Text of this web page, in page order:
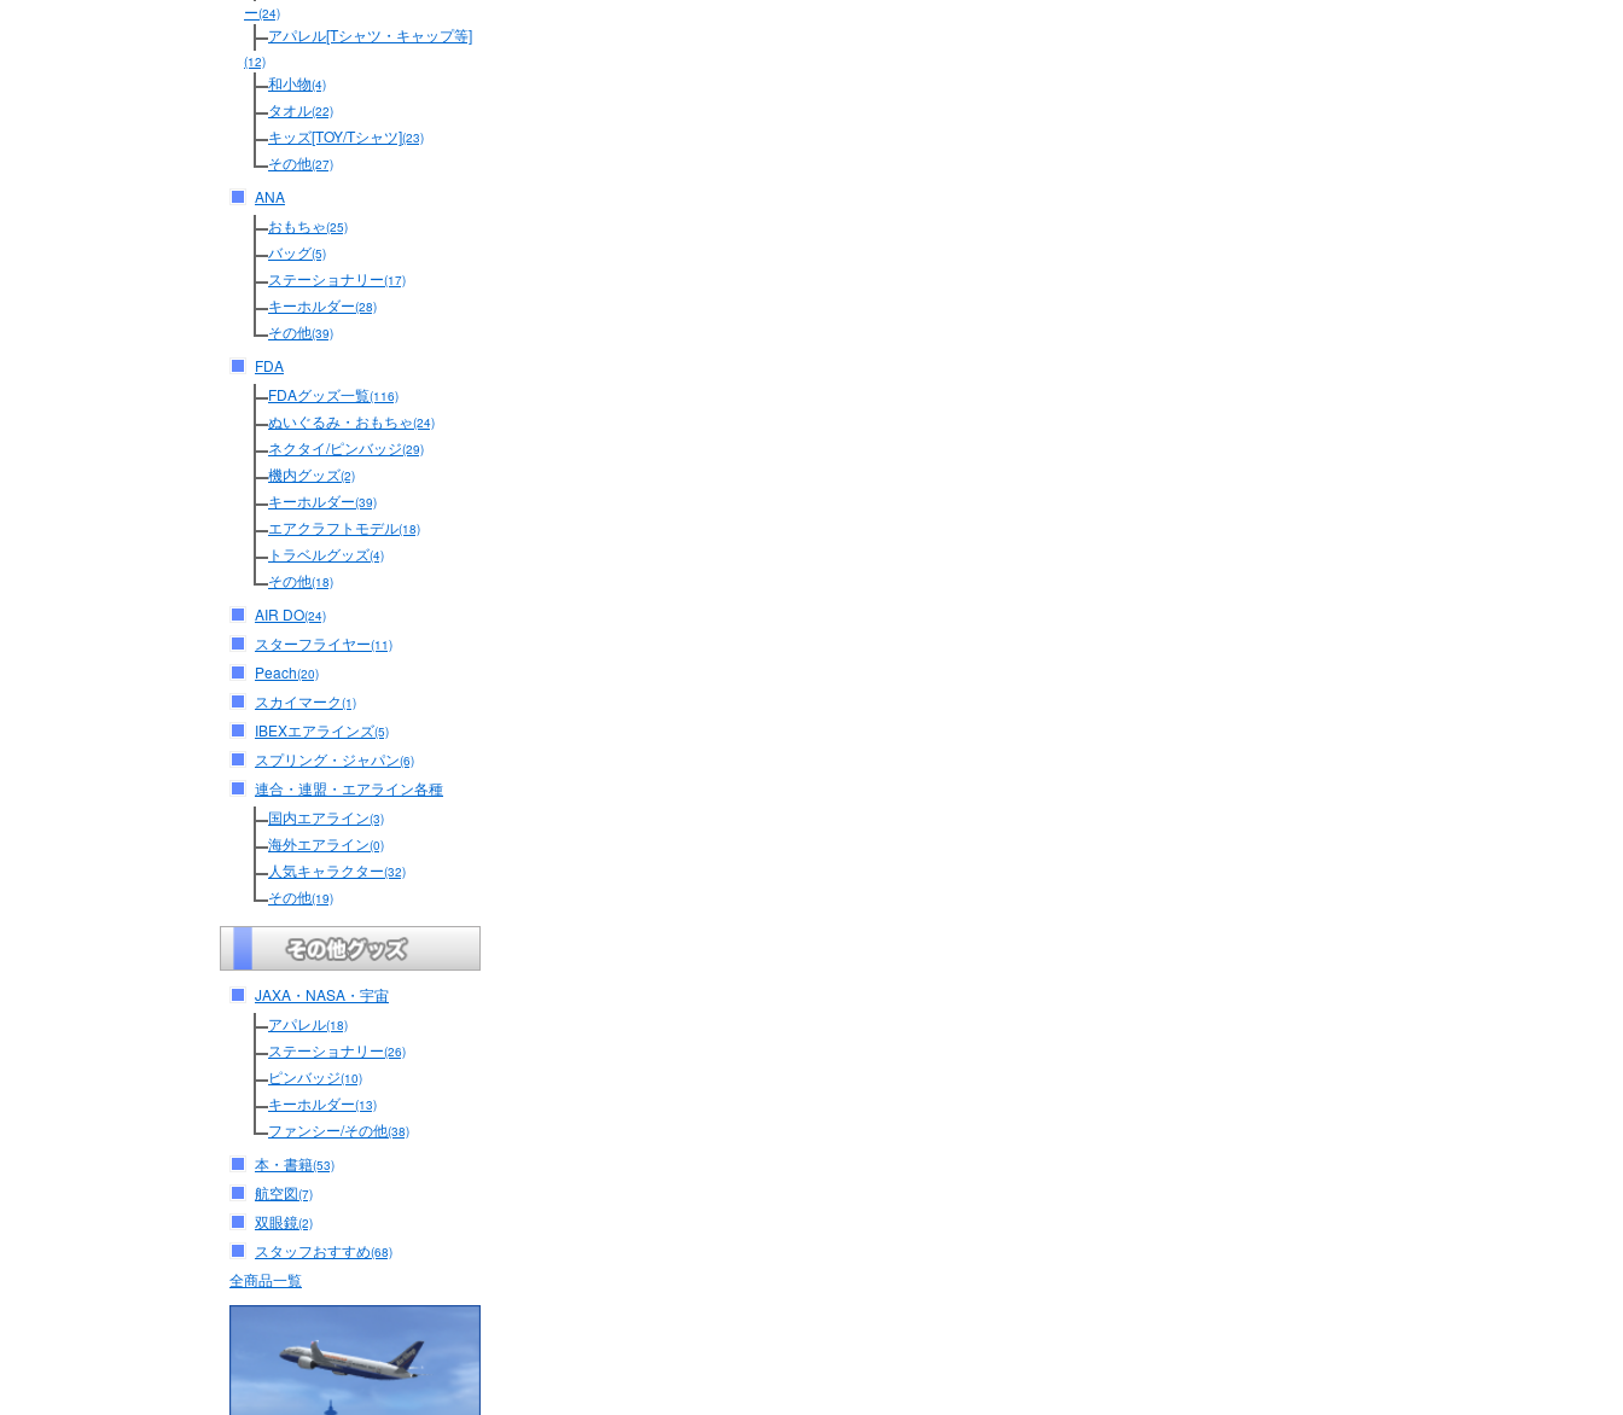
ー(24)
アパレル[Tシャツ・キャップ等]
(12)
和小物(4)
タオル(22)
キッズ[TOY/Tシャツ](23)
その他(27)
ANA
おもちゃ(25)
バッグ(5)
ステーショナリー(17)
キーホルダー(28)
その他(39)
FDA
FDAグッズ一覧(116)
ぬいぐるみ・おもちゃ(24)
ネクタイ/ピンバッジ(29)
機内グッズ(2)
キーホルダー(39)
エアクラフトモデル(18)
トラベルグッズ(4)
その他(18)
AIR DO(24)
スターフライヤー(11)
Peach(20)
スカイマーク(1)
IBEXエアラインズ(5)
スプリング・ジャパン(6)
連合・連盟・エアライン各種
国内エアライン(3)
海外エアライン(0)
人気キャラクター(32)
その他(19)
JAXA・NASA・宇宙
アパレル(18)
ステーショナリー(26)
ピンバッジ(10)
キーホルダー(13)
ファンシー/その他(38)
本・書籍(53)
航空図(7)
双眼鏡(2)
スタッフおすすめ(68)
全商品一覧